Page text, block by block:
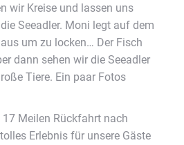
wir Kreise und lassen uns
Seeadler. Moni legt auf dem
um zu locken… Der Fisch
dann sehen wir die Seeadler
Tiere. Ein paar Fotos
Meilen Rückfahrt nach
Erlebnis für unsere Gäste